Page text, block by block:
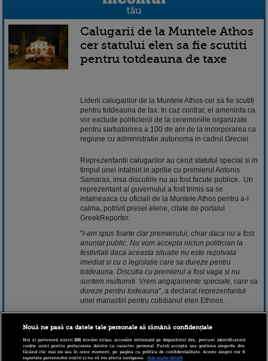
Calugarii de la Muntele Athos
cer statului elen sa fie scutiti
pentru totdeauna de taxe
Liderii calugarilor de la Muntele Athos cer sa fie scutiti
pentru totdeauna de tax. In caz contrar, ei ameninta ca
vor exclude politicienii de la ceremoniile organizate
pentru sarbatorirea a 100 de ani de la incorporarea ca
regiune cu administratie autonoma in cadrul Greciei.
Reprezentantii calugarilor au cerut statutul special si in
timpul unei intalniri in aprilie cu premierul Antonis
Samaras, insa discutiile nu au fost facute publice. Un
reprezentant al guvernului a fost trimis sa se
intalneasca cu oficiali de la Muntele Athos pentru a-i
calma, potrivit presei elene, citate de portalul
GreekReporter.
"I-am spus foarte clar premierului, chiar daca nu a fost
anuntat public. Nu vom accepta niciun politician la
festivitati daca aceasta situatie nu este rezolvata
imediat si cu o legislatie care sa dureze pentru
totdeauna. Discutia cu premierul a fost vaga si nu
suntem multumiti. Vrem angajamente speciale, care sa
dureze pentru todeauna", a declarat reprezentantul
unei manastiri pentru cotidianul elen Ethnos.
In noiembrie anul trecut, la sarbatorirea a 100 de ani
de la eliberarea regiunii de sub controlul Imperiului
un viceamiral si mai multi ofiteri de marina.
Nouă ne pasă ca datele tale personale să rămână confidențiale
Noi și partenerii noștri201stocăm și/sau accesăm informații pe dispozitivul dvs., precum identificatorii
cookie unici pentru prelucrarea datelor cu caracter personal. Puteți accepta sau gestiona alegerile dvs.
făcând clic mai jos sau în orice moment, pe pagina cu politica de confidențialitate. Aceste alegeri vor fi
raportate partenerilor noștri și nu vă vor afecta navigarea.
Mai multe detalii